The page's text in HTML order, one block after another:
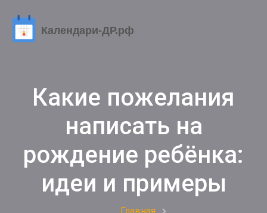
Какие пожелания
написать на
рождение ребёнка:
идеи и примеры